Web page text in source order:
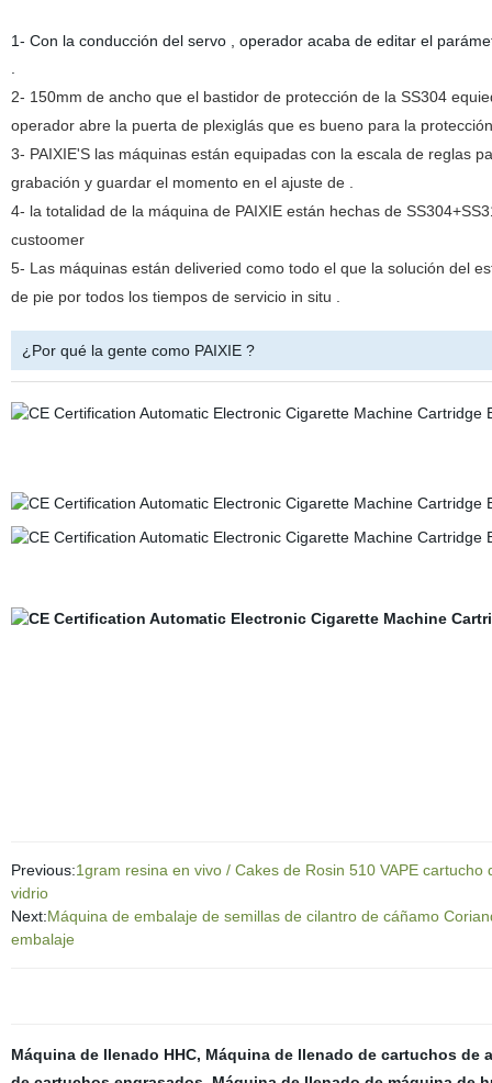
1- Con la conducción del servo , operador acaba de editar el
2- 150mm de ancho que el bastidor de protección de la SS304
operador abre la puerta de plexiglás que es bueno para la
3- PAIXIE'S las máquinas están equipadas con la escala de reglas
grabación y guardar el momento en el ajuste de .
4- la totalidad de la máquina de PAIXIE están hechas de
custoomer
5- Las máquinas están deliveried como todo el que la solución del
de pie por todos los tiempos de servicio in situ .
¿Por qué la gente como PAIXIE ?
Previous:1gram resina en vivo / Cakes de Rosin 510 VAPE
vidrio
Next:Máquina de embalaje de semillas de cilantro de cáñamo
embalaje
Máquina de llenado HHC, Máquina de llenado de cartuchos de